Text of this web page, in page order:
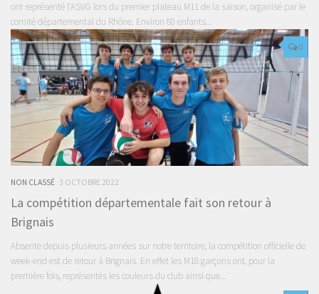
ont représenté l’ASVG lors du premier plateau M11 de la saison, organisé par le
comité départemental du Rhône. Environ 80 enfants...
0
NON CLASSÉ 3 OCTOBRE 2022
La compétition départementale fait son retour à
Brignais
Absente depuis plusieurs années sur notre territoire, la compétition officielle de
week-end est de retour à Brignais. En effet les M18 garçons ont, pour la
première fois, représentés les couleurs du club ainsi que...